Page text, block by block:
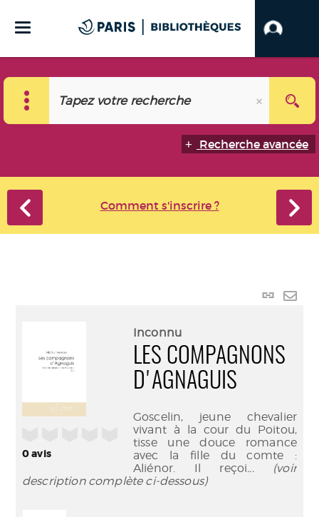
Recherche avancée
Comment s'inscrire ?
Lien
0avis
Inconnu
LES COMPAGNONS
D'AGNAGUIS
Goscelin, jeune chevalier
vivant à la cour du Poitou,
tisse une douce romance
avec la fille du comte :
Aliénor. Il reçoi... (voir
description complète ci-dessous)